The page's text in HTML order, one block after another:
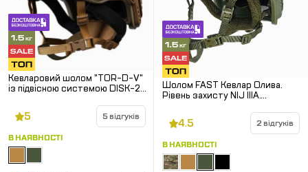
Кевларовий шолом "TOR-D-V"
із підвісною системою DISK-2.
5 5 відгуків
В НАЯВНОСТІ
Шолом FAST Кевлар Олива.
Рівень захисту NIJ IIIA.
рикошетів та пістолетних куль.
4.5 2 відгуків
В НАЯВНОСТІ